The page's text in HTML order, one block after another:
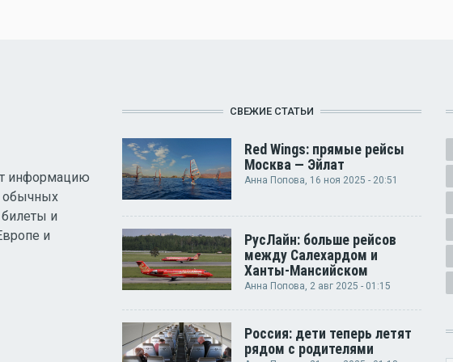
информацию
обычных
билеты и
и
СВЕЖИЕ СТАТЬИ
Red Wings: прямые рейсы
Москва — Эйлат
Анна Попова, 16 ноя 2025 - 20:51
РусЛайн: больше рейсов
между Салехардом и
Ханты-Мансийском
Анна Попова, 2 авг 2025 - 01:15
Россия: дети теперь летят
рядом с родителями